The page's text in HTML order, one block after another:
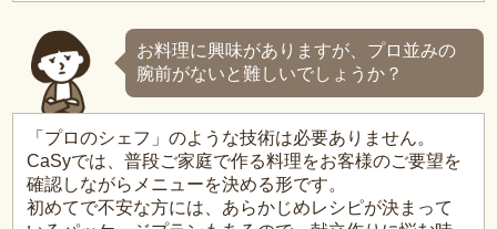
お料理に興味がありますが、プロ並みの
腕前がないと難しいでしょうか？
「プロのシェフ」のような技術は必要ありません。
CaSyでは、普段ご家庭で作る料理をお客様のご要望を
確認しながらメニューを決める形です。
初めてで不安な方には、あらかじめレシピが決まって